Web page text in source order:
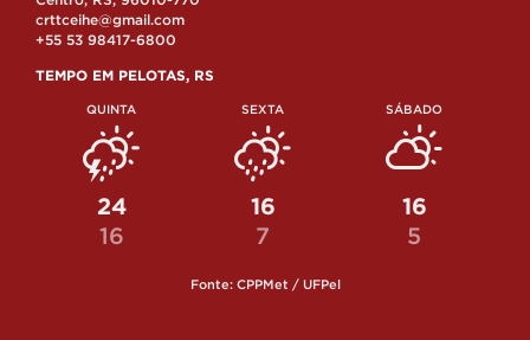
crttceihe@gmail.com
+55 53 98417-6800
TEMPO EM PELOTAS, RS
QUINTA
24
16
SEXTA
16
7
SÁBADO
16
5
Fonte: CPPMet / UFPel